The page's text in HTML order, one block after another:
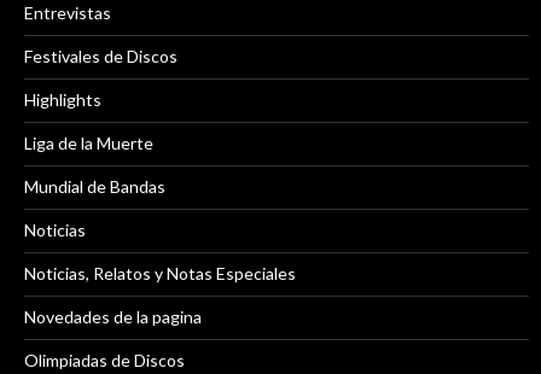
Entrevistas
Festivales de Discos
Highlights
Liga de la Muerte
Mundial de Bandas
Noticias
Noticias, Relatos y Notas Especiales
Novedades de la pagina
Olimpiadas de Discos